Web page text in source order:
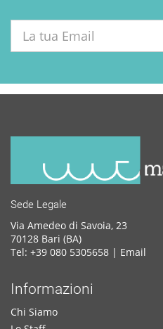
Sede Legale
Via Amedeo di Savoia, 23
70128 Bari (BA)
Tel: +39 080 5305658 | Email
Informazioni
Chi Siamo